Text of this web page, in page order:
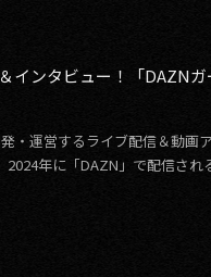
インタビュー！「DAZNガ
・運営するライブ配信＆動画
年に「DAZN」で配信され